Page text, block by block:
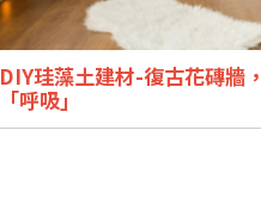
DIY珪藻土建材-復古花磚牆
「呼吸」